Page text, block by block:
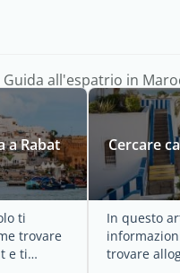
all'espatrio in
a Rabat
ti
trovare
e ti
Cercare
In questo
trovare